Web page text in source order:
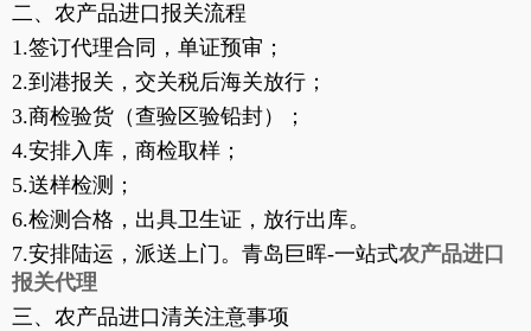
二、农产品进口报关流程
1.签订代理合同，单证预审；
2.到港报关，交关税后海关放行；
3.商检验货（查验区验铅封）；
4.安排入库，商检取样；
5.送样检测；
6.检测合格，出具卫生证，放行出库。
7.安排陆运，派送上门。青岛巨晖-一站式农产品进口
报关代理
三、农产品进口清关注意事项